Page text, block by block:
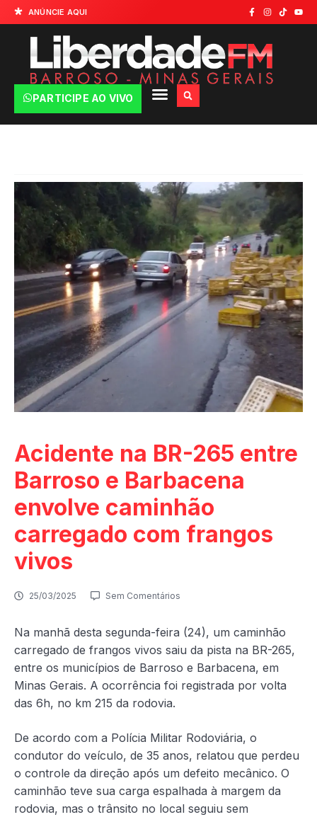
ANÚNCIE AQUI
PARTICIPE AO VIVO
Acidente na BR-265 entre
Barroso e Barbacena
envolve caminhão
carregado com frangos
vivos
25/03/2025 Sem Comentários
Na manhã desta segunda-feira (24), um caminhão
carregado de frangos vivos saiu da pista na BR-265,
entre os municípios de Barroso e Barbacena, em
Minas Gerais. A ocorrência foi registrada por volta
das 6h, no km 215 da rodovia.
De acordo com a Polícia Militar Rodoviária, o
condutor do veículo, de 35 anos, relatou que perdeu
o controle da direção após um defeito mecânico. O
caminhão teve sua carga espalhada à margem da
rodovia, mas o trânsito no local seguiu sem